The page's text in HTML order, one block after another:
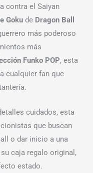
contra el Saiyan
Goku de Dragon Ball
más poderoso
más
Funko POP, esta
cualquier fan que
cuidados, esta
que buscan
o dar inicio a una
su caja regalo original,
estado.